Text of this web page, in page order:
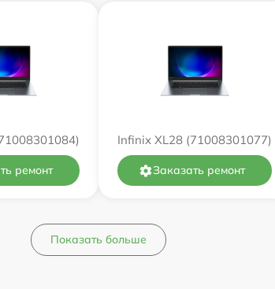
от 60 мин
от 60 мин
от 60 мин
ремонт
Infinix XL28 (71008301077)
Заказать ремонт
Показать больше